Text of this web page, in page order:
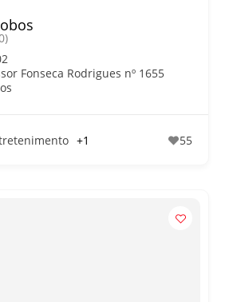
Fonseca Rodrigues nº 1655
+1 55